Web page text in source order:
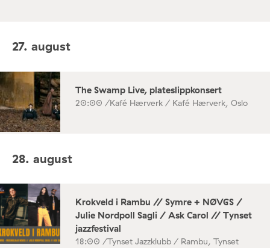
27. august
The Swamp Live, plateslippkonsert
20:00 /Kafé Hærverk / Kafé Hærverk, Oslo
28. august
Krokveld i Rambu // Symre + NØVGS /
Julie Nordpoll Sagli / Ask Carol // Tynset
jazzfestival
18:00 /Tynset Jazzklubb / Rambu, Tynset